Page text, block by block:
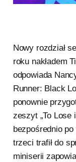
Nowy rozdział
roku nakładem
odpowiada
Runner: Black
ponownie
zeszyt „To Lose
bezpośrednio
trzeci trafił do
miniserii